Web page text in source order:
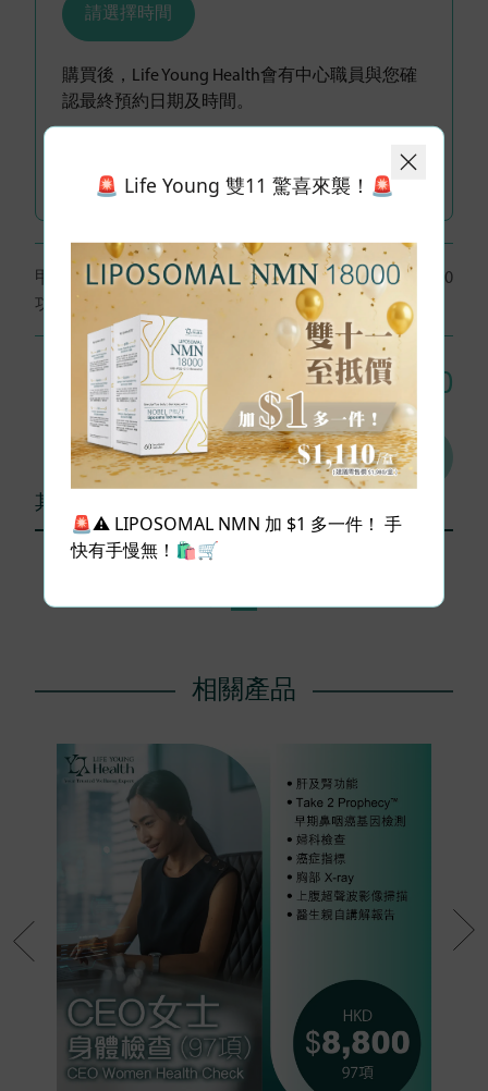
請選擇時間
購買後，Life Young Health會有中心職員與您確
認最終預約日期及時間。
甲狀腺功能健康檢查 (超聲波 + 甲狀腺
功能評估)
人數：
$1,480
總額: HK$1,480
加入購物車
其他用戶評論 (0)
相關產品
🚨 Life Young 雙11 驚喜來襲！🚨
🚨⚠️ LIPOSOMAL NMN 加 $1 多一件！ 手
快有手慢無！🛍️🛒